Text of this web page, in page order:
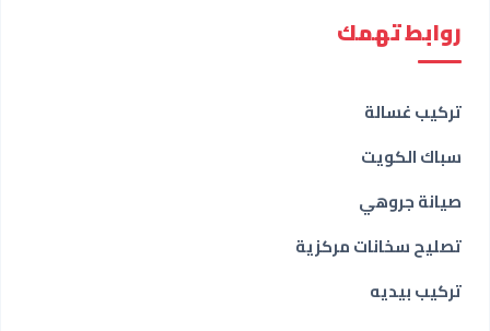
روابط تهمك
تركيب غسالة
سباك الكويت
صيانة جروهي
تصليح سخانات مركزية
تركيب بيديه